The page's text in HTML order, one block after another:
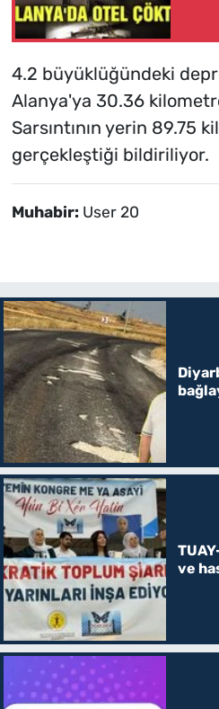
4.2 büyüklüğündeki
Alanya'ya 30.36
Sarsıntının yerin 89.75
gerçekleştiği bildiriliyor.
Muhabir: User 20
ve